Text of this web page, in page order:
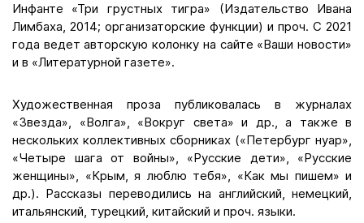
Инфанте «Три грустных тигра» (Издательство Ивана
Лимбаха, 2014; организаторские функции) и проч. С 2021
года ведет авторскую колонку на сайте «Ваши новости»
и в «Литературной газете».
Художественная проза публиковалась в журналах
«Звезда», «Волга», «Вокруг света» и др., а также в
нескольких коллективных сборниках («Петербург нуар»,
«Четыре шага от войны», «Русские дети», «Русские
женщины», «Крым, я люблю тебя», «Как мы пишем» и
др.). Рассказы переводились на английский, немецкий,
итальянский, турецкий, китайский и проч. языки.